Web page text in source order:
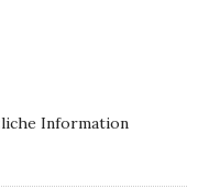
Information